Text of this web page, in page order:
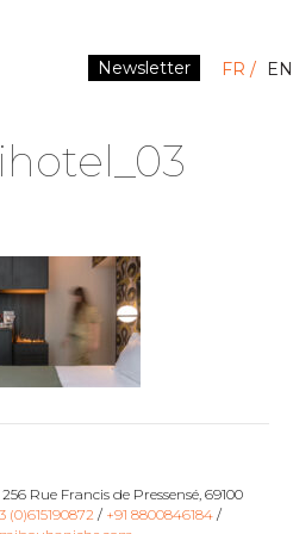
Newsletter FR EN
Rue Francis de Pressensé, 69100
(0)615190872/ +91 8800846184/